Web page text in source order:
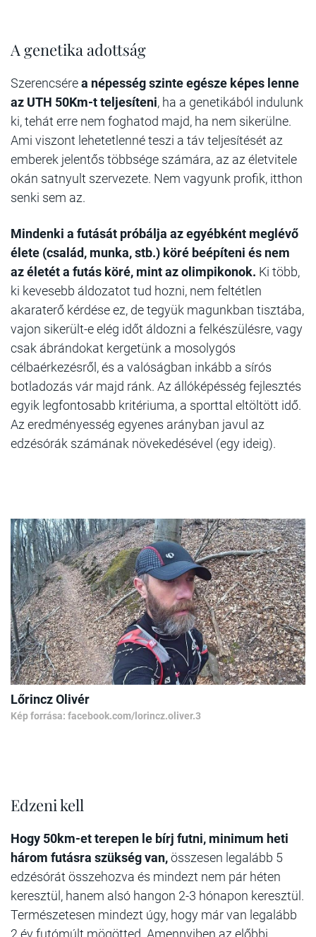
A genetika adottság
Szerencsérea népesség szinte egésze képes lenne
az UTH 50Km-t teljesíteni, ha a genetikából indulunk
ki, tehát erre nem foghatod majd, ha nem sikerülne.
Ami viszont lehetetlenné teszi a táv teljesítését az
emberek jelentős többsége számára, az az életvitele
okán satnyult szervezete. Nem vagyunk profik, itthon
senki sem az.
Mindenki a futását próbálja az egyébként meglévő
élete (család, munka, stb.) köré beépíteni és nem
az életét a futás köré, mint az olimpikonok. Ki több,
ki kevesebb áldozatot tud hozni, nem feltétlen
akaraterő kérdése ez, de tegyük magunkban tisztába,
vajon sikerült-e elég időt áldozni a felkészülésre, vagy
csak ábrándokat kergetünk a mosolygós
célbaérkezésről, és a valóságban inkább a sírós
botladozás vár majd ránk. Az állóképésség fejlesztés
egyik legfontosabb kritériuma, a sporttal eltöltött idő.
Az eredményesség egyenes arányban javul az
edzésórák számának növekedésével (egy ideig).
Lőrincz Olivér
Kép forrása: facebook.com/lorincz.oliver.3
Edzeni kell
Hogy 50km-et terepen le bírj futni, minimum heti
három futásra szükség van,összesen legalább 5
edzésórát összehozva és mindezt nem pár héten
keresztül, hanem alsó hangon 2-3 hónapon keresztül.
Természetesen mindezt úgy, hogy már van legalább